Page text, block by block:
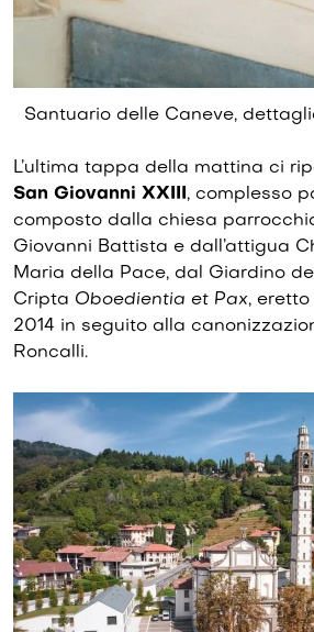
Santuario delle Caneve,
L’ultima tappa della mattina ci
San Giovanni XXIII, complesso
composto dalla chiesa
Giovanni Battista e dall’attigua
Maria della Pace, dal Giardino
Cripta Oboedientia et Pax,
2014 in seguito alla
Roncalli.